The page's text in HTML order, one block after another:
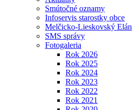
Smútočné oznamy
Infoservis starostky obce
Melčicko-Lieskovský Elán
SMS správy
Fotogaleria
Rok 2026
Rok 2025
Rok 2024
Rok 2023
Rok 2022
Rok 2021